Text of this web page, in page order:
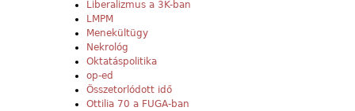
Liberalizmus a 3K-ban
LMPM
Menekültügy
Nekrológ
Oktatáspolitika
op-ed
Összetorlódott idő
Ottilia 70 a FUGA-ban